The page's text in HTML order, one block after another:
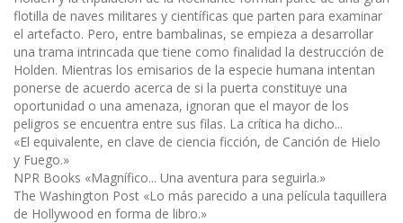
flotilla de naves militares y científicas que parten para examinar
el artefacto. Pero, entre bambalinas, se empieza a desarrollar
una trama intrincada que tiene como finalidad la destrucción de
Holden. Mientras los emisarios de la especie humana intentan
ponerse de acuerdo acerca de si la puerta constituye una
oportunidad o una amenaza, ignoran que el mayor de los
peligros se encuentra entre sus filas. La crítica ha dicho...
«El equivalente, en clave de ciencia ficción, de Canción de Hielo
y Fuego.»
NPR Books «Magnífico... Una aventura para seguirla.»
The Washington Post «Lo más parecido a una película taquillera
de Hollywood en forma de libro.»